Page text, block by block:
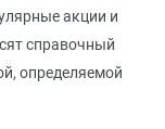
акции и
справочный
определяемой